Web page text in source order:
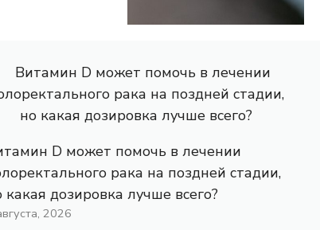
D может помочь в лечении
рака на поздней стадии,
какая дозировка лучше всего?
2026